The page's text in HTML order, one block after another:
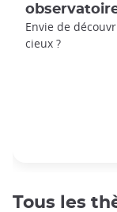
Envie de
cieux ?
Tous les